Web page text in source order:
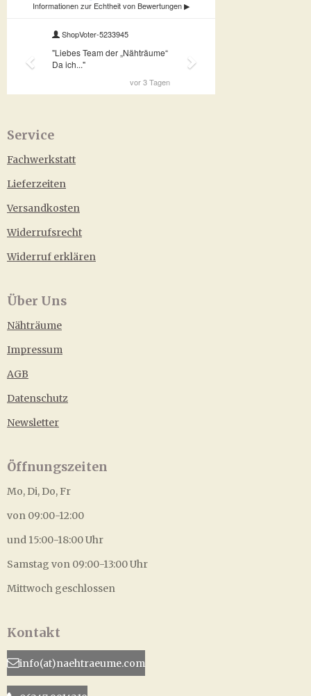
Service
Fachwerkstatt
Lieferzeiten
Versandkosten
Widerrufsrecht
Widerruf erklären
Über Uns
Nähträume
Impressum
AGB
Datenschutz
Newsletter
Öffnungszeiten
Mo, Di, Do, Fr
von 09:00-12:00
und 15:00-18:00 Uhr
Samstag von 09:00-13:00 Uhr
Mittwoch geschlossen
Kontakt
info(at)naehtraeume.com